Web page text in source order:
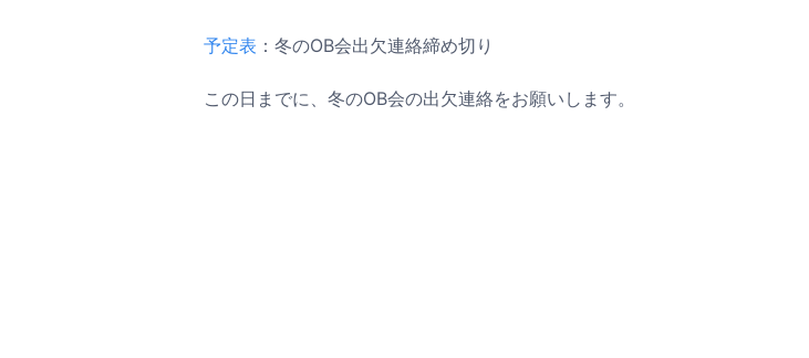
予定表 ：冬のOB会出欠連絡締め切り
この日までに、冬のOB会の出欠連絡をお願いします。